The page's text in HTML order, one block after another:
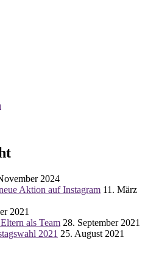
2024
Aktion auf Instagram 11. März
2021
als Team 28. September 2021
2021 25. August 2021